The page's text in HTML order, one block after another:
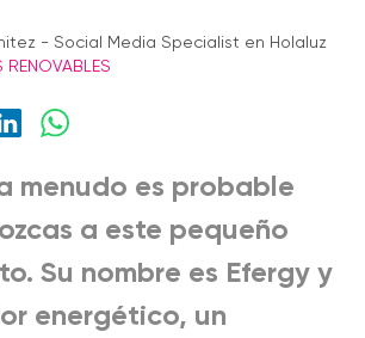
- Social Media Specialist en Holaluz
RENOVABLES
menudo es probable
a este pequeño
Su nombre es Efergy y
energético, un